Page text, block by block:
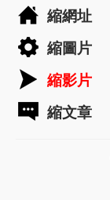
縮網址
縮圖片
縮影片
縮文章